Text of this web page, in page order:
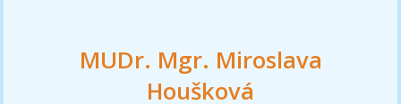
MUDr. Mgr. Miroslava
Houšková